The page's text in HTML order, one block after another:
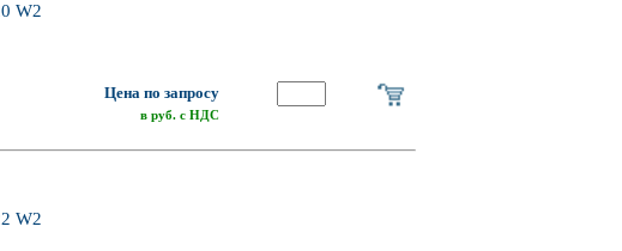
W2
Цена по запросу
в руб. с НДС
W2